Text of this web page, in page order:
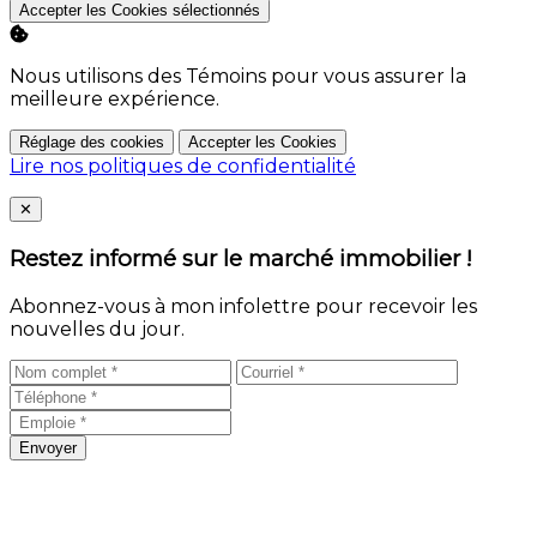
Accepter les Cookies sélectionnés
Nous utilisons des Témoins pour vous assurer la
meilleure expérience.
Réglage des cookies Accepter les Cookies
Lire nos politiques de confidentialité
Close
✕
Restez informé sur le marché immobilier !
Abonnez-vous à mon infolettre pour recevoir les
nouvelles du jour.
Envoyer